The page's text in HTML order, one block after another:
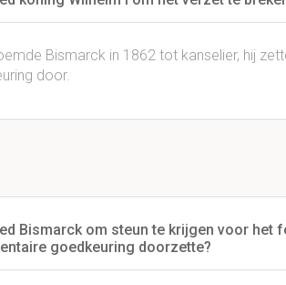
Bismarck in 1862 tot kanselier, hij
door.
Bismarck om steun te krijgen voor het
goedkeuring doorzette?